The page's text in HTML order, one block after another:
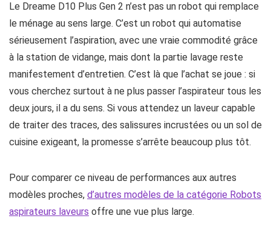
Le Dreame D10 Plus Gen 2 n’est pas un robot qui remplace
le ménage au sens large. C’est un robot qui automatise
sérieusement l’aspiration, avec une vraie commodité grâce
à la station de vidange, mais dont la partie lavage reste
manifestement d’entretien. C’est là que l’achat se joue : si
vous cherchez surtout à ne plus passer l’aspirateur tous les
deux jours, il a du sens. Si vous attendez un laveur capable
de traiter des traces, des salissures incrustées ou un sol de
cuisine exigeant, la promesse s’arrête beaucoup plus tôt.
Pour comparer ce niveau de performances aux autres
modèles proches, d’autres modèles de la catégorie Robots
aspirateurs laveurs offre une vue plus large.